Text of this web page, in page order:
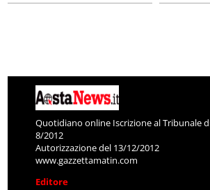
Quotidiano online Iscrizione al Tribunale
8/2012
Autorizzazione del 13/12/2012
www.gazzettamatin.com
Editore